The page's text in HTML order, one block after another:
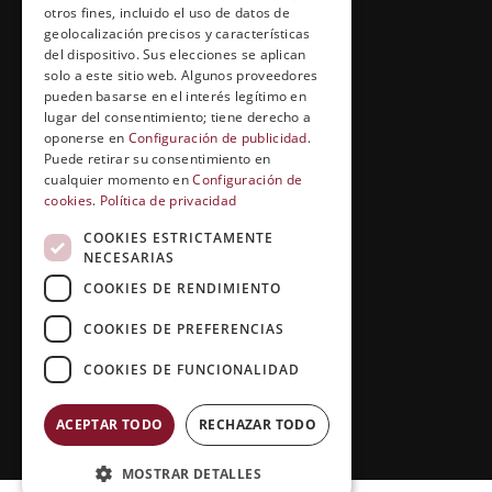
Cuídate con Grupo Esneca
Entrevistas profesionales
EL RINCÓN DEL ALUMNO
Conócenos
Preguntas y respuestas
Clases virtuales
Copyright © 2026 |Grupo Esneca TV
otros fines, incluido el uso de datos de
geolocalización precisos y características
del dispositivo. Sus elecciones se aplican
solo a este sitio web. Algunos proveedores
pueden basarse en el interés legítimo en
lugar del consentimiento; tiene derecho a
oponerse en Configuración de publicidad.
Puede retirar su consentimiento en
cualquier momento enConfiguración de
cookies. Política de privacidad
COOKIES ESTRICTAMENTE
NECESARIAS
COOKIES DE RENDIMIENTO
COOKIES DE PREFERENCIAS
COOKIES DE FUNCIONALIDAD
ACEPTAR TODO RECHAZAR TODO
MOSTRAR DETALLES